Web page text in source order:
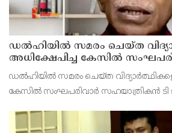
ഡൽഹിയിൽ സമരം ചെയ്ത
അധിക്ഷേപിച്ച കേസില്‍
സഹയാത്രികൻ ടി ജി
ഡല്‍ഹിയില്‍ സമരം ചെയ്ത
കേസില്‍ സംഘപരിവാര്‍ സഹയാത്രികന്‍